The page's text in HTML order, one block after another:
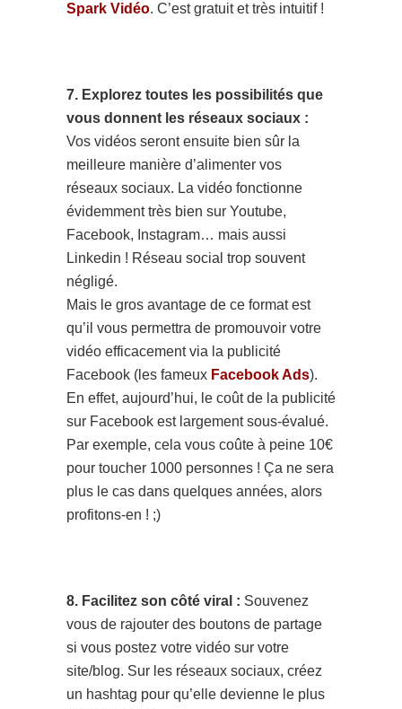
Spark Vidéo. C’est gratuit et très intuitif !
7. Explorez toutes les possibilités que
vous donnent les réseaux sociaux :
Vos vidéos seront ensuite bien sûr la
meilleure manière d’alimenter vos
réseaux sociaux. La vidéo fonctionne
évidemment très bien sur Youtube,
Facebook, Instagram… mais aussi
Linkedin ! Réseau social trop souvent
négligé.
Mais le gros avantage de ce format est
qu’il vous permettra de promouvoir votre
vidéo efficacement via la publicité
Facebook (les fameux Facebook Ads).
En effet, aujourd’hui, le coût de la publicité
sur Facebook est largement sous-évalué.
Par exemple, cela vous coûte à peine 10€
pour toucher 1000 personnes ! Ça ne sera
plus le cas dans quelques années, alors
profitons-en ! ;)
8. Facilitez son côté viral : Souvenez
vous de rajouter des boutons de partage
si vous postez votre vidéo sur votre
site/blog. Sur les réseaux sociaux, créez
un hashtag pour qu’elle devienne le plus